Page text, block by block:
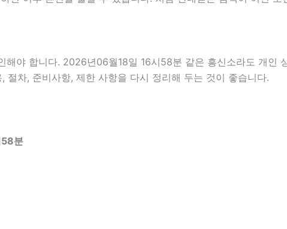
해야 합니다. 2026년06월18일 16시58분 같은 흥신소라도 개인
차, 준비사항, 제한 사항을 다시 정리해 두는 것이 좋습니다.
58분